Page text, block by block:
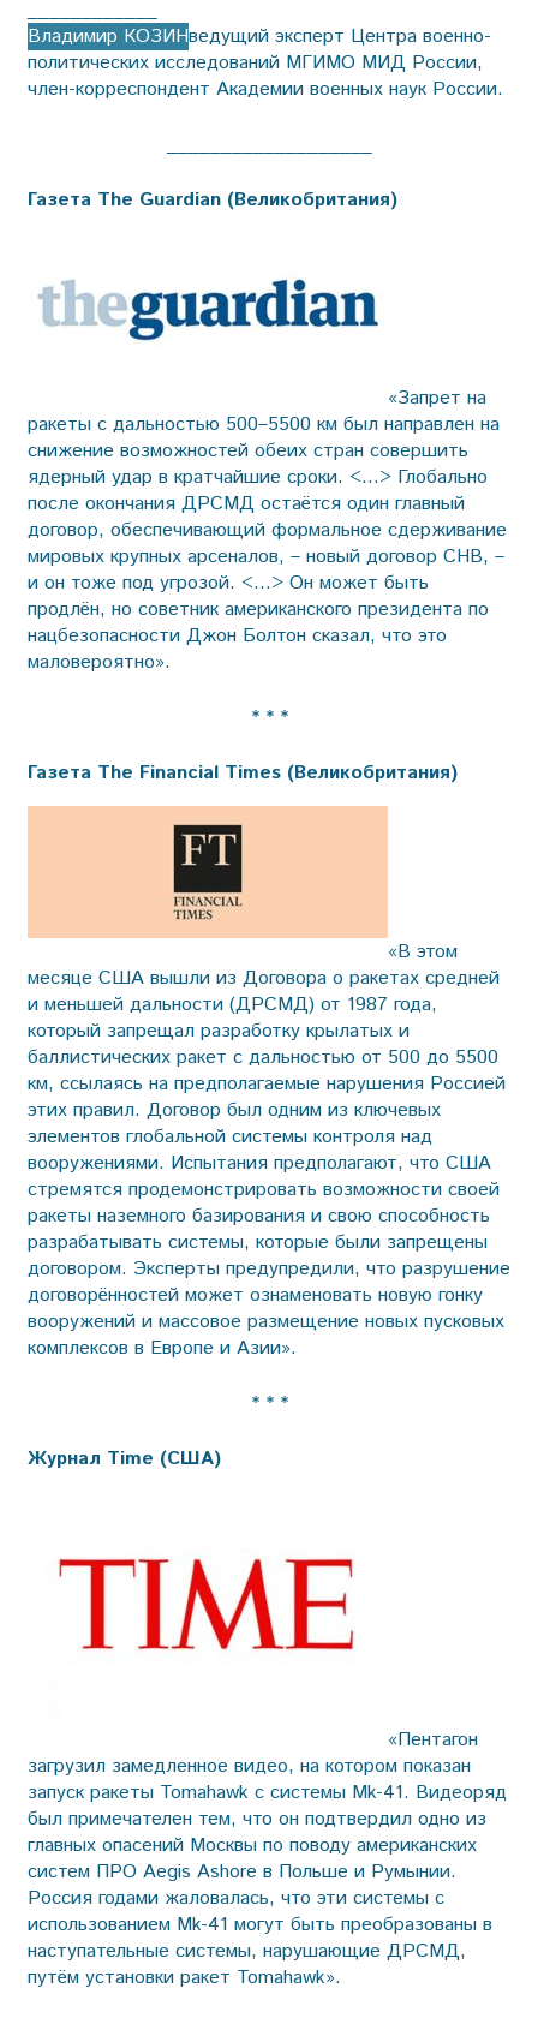
Владимир КОЗИНведущий эксперт Центра военно-
политических исследований МГИМО МИД России,
член-корреспондент Академии военных наук России.
Газета The Guardian (Великобритания)
«Запрет на
ракеты с дальностью 500–5500 км был направлен на
снижение возможностей обеих стран совершить
ядерный удар в кратчайшие сроки. <…> Глобально
после окончания ДРСМД остаётся один главный
договор, обеспечивающий формальное сдерживание
мировых крупных арсеналов, – новый договор СНВ, –
и он тоже под угрозой. <…> Он может быть
продлён, но советник американского президента по
нацбезопасности Джон Болтон сказал, что это
маловероятно».
* * *
Газета The Financial Times (Великобритания)
«В этом
месяце США вышли из Договора о ракетах средней
и меньшей дальности (ДРСМД) от 1987 года,
который запрещал разработку крылатых и
баллистических ракет с дальностью от 500 до 5500
км, ссылаясь на предполагаемые нарушения Россией
этих правил. Договор был одним из ключевых
элементов глобальной системы контроля над
вооружениями. Испытания предполагают, что США
стремятся продемонстрировать возможности своей
ракеты наземного базирования и свою способность
разрабатывать системы, которые были запрещены
договором. Эксперты предупредили, что разрушение
договорённостей может ознаменовать новую гонку
вооружений и массовое размещение новых пусковых
комплексов в Европе и Азии».
* * *
Журнал Time (США)
«Пентагон
загрузил замедленное видео, на котором показан
запуск ракеты Tomahawk с системы Mk-41. Видеоряд
был примечателен тем, что он подтвердил одно из
главных опасений Москвы по поводу американских
систем ПРО Aegis Ashore в Польше и Румынии.
Россия годами жаловалась, что эти системы с
использованием Mk-41 могут быть преобразованы в
наступательные системы, нарушающие ДРСМД,
путём установки ракет Tomahawk».